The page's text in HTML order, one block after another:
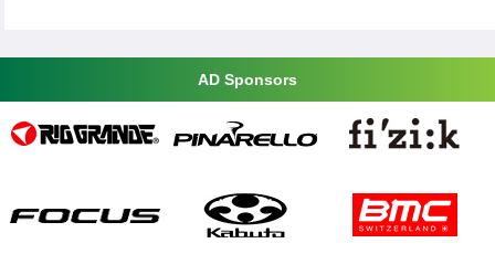
AD Sponsors